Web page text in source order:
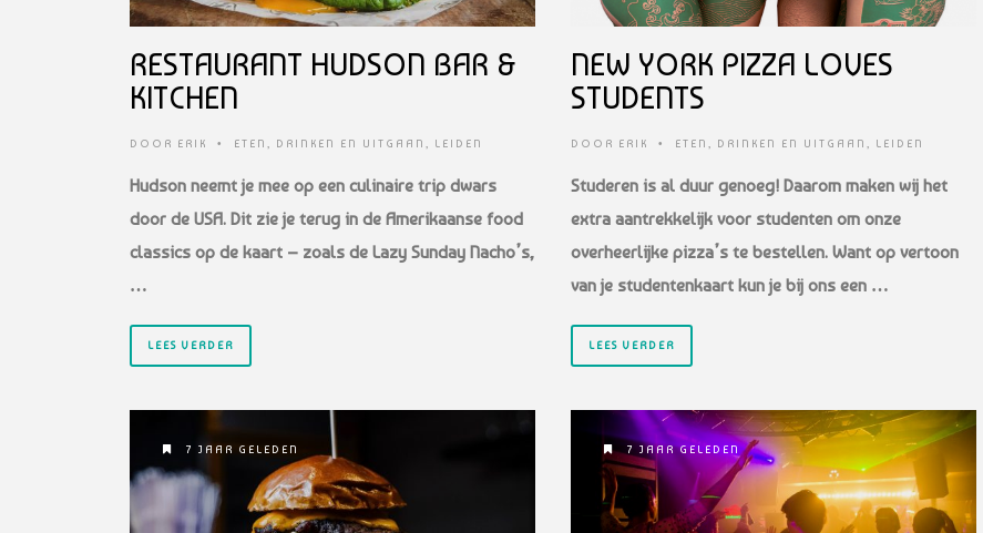
RESTAURANT HUDSON BAR &
KITCHEN
DOOR ERIK • ETEN, DRINKEN EN UITGAAN LEIDEN
Hudson neemt je mee op een culinaire trip dwars
door de USA. Dit zie je terug in de Amerikaanse food
classics op de kaart – zoals de Lazy Sunday Nacho’s,
…
LEES VERDER
NEW YORK PIZZA LOVES
STUDENTS
DOOR ERIK • ETEN, DRINKEN EN UITGAAN LEIDEN
Studeren is al duur genoeg! Daarom maken wij het
extra aantrekkelijk voor studenten om onze
overheerlijke pizza’s te bestellen. Want op vertoon
van je studentenkaart kun je bij ons een …
LEES VERDER
7 JAAR GELEDEN 7 JAAR GELEDEN